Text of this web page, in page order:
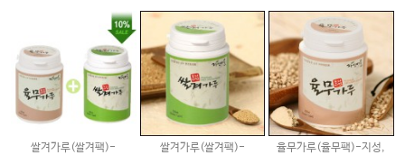
쌀겨가루(쌀겨팩)-
쌀겨가루(쌀겨팩)-
율무가루(율무팩)-지성,